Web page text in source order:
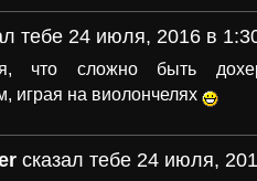
тебе 24 июля, 2016 в
что сложно быть
играя на виолончелях
сказал тебе 24 июля,